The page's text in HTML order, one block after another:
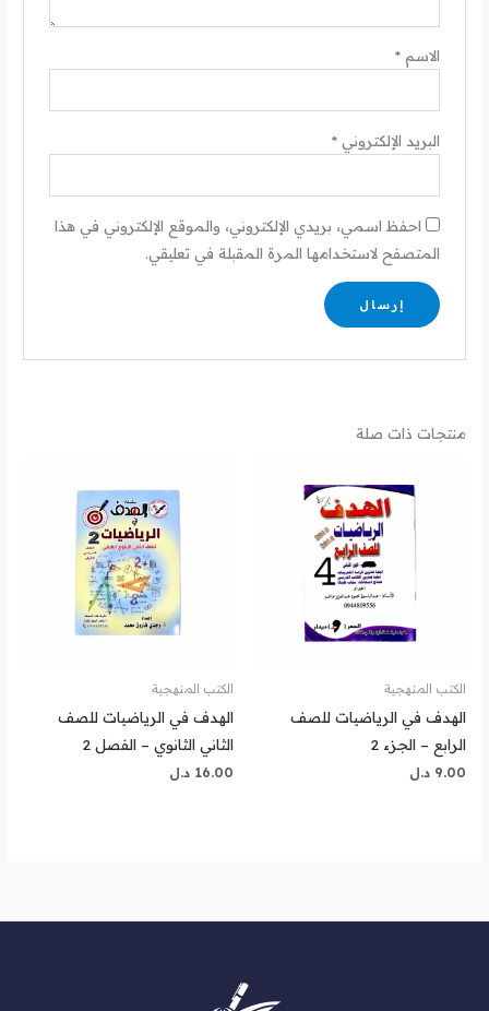
الاسم *
البريد الإلكتروني *
احفظ اسمي، بريدي الإلكتروني، والموقع الإلكتروني في هذا
المتصفح لاستخدامها المرة المقبلة في تعليقي.
منتجات ذات صلة
الكتب المنهجية
الهدف في الرياضيات للصف
الرابع – الجزء 2
9.00 د.ل
الكتب المنهجية
الهدف في الرياضيات للصف
الثاني الثانوي – الفصل 2
16.00 د.ل